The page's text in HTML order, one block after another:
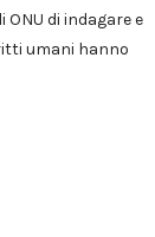
di indagare e
umani hanno